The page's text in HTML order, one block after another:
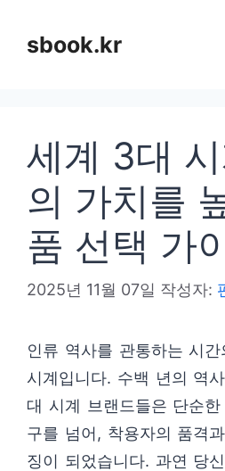
sbook.kr
세계 3대
의 가치를
품 선택 가
2025년 11월 07일 작성자:
인류 역사를 관통하는 시
시계입니다. 수백 년의 역
대 시계 브랜드들은 단순
구를 넘어, 착용자의 품격
징이 되었습니다. 과연 당